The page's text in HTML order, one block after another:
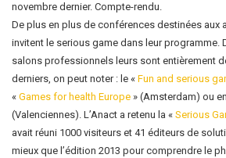
novembre dernier. Compte-rendu.
De plus en plus de conférences destinées aux
invitent le serious game dans leur programme.
salons professionnels leurs sont entièrement
derniers, on peut noter : le « Fun and serious
« Games for health Europe » (Amsterdam) ou
(Valenciennes). L’Anact a retenu la « Serious
avait réuni 1000 visiteurs et 41 éditeurs de
mieux que l’édition 2013 pour comprendre le